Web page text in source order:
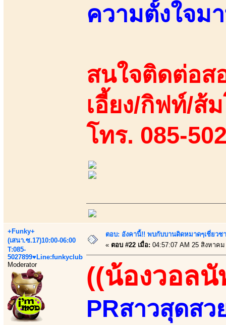
ความตั้งใจม
สนใจติดต่อส
เอี้ยง/กิฟท์/ส้
โทร. 085-
+Funky+
(เสนา.ซ.17)10:00-06:00
T:085-
5027899♥Line:funkyclub
Moderator
ตอบ: อังคานี้!! พบกับบานดิดหมาดๆเชี่ยวช
« ตอบ #22 เมื่อ: 04:57:07 AM 25 สิงหาคม
((น้องวอลนั
PRสาวสุดส